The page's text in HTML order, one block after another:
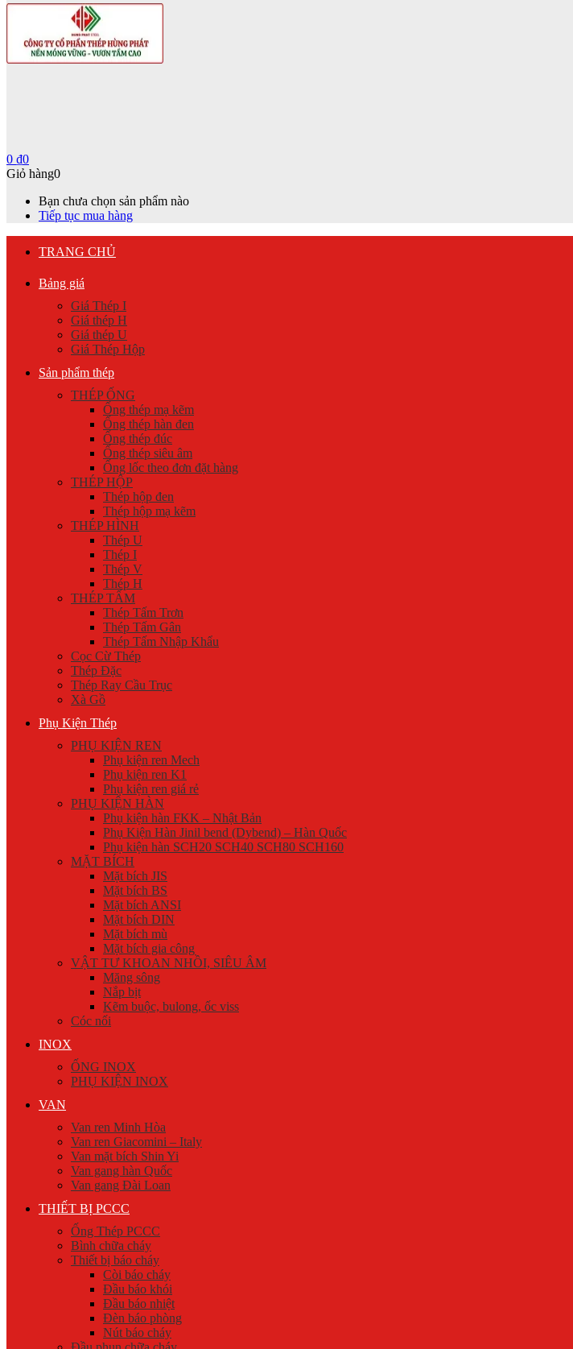
0 ₫0
Giỏ hàng0
Bạn chưa chọn sản phẩm nào
Tiếp tục mua hàng
TRANG CHỦ
Bảng giá
Giá Thép I
Giá thép H
Giá thép U
Giá Thép Hộp
Sản phẩm thép
THÉP ỐNG
Ống thép mạ kẽm
Ống thép hàn đen
Ống thép đúc
Ống thép siêu âm
Ống lốc theo đơn đặt hàng
THÉP HỘP
Thép hộp đen
Thép hộp mạ kẽm
THÉP HÌNH
Thép U
Thép I
Thép V
Thép H
THÉP TẤM
Thép Tấm Trơn
Thép Tấm Gân
Thép Tấm Nhập Khẩu
Cọc Cừ Thép
Thép Đặc
Thép Ray Cầu Trục
Xà Gồ
Phụ Kiện Thép
PHỤ KIỆN REN
Phụ kiện ren Mech
Phụ kiện ren K1
Phụ kiện ren giá rẻ
PHỤ KIỆN HÀN
Phụ kiện hàn FKK – Nhật Bản
Phụ Kiện Hàn Jinil bend (Dybend) – Hàn Quốc
Phụ kiện hàn SCH20 SCH40 SCH80 SCH160
MẶT BÍCH
Mặt bích JIS
Mặt bích BS
Mặt bích ANSI
Mặt bích DIN
Mặt bích mù
Mặt bích gia công
VẬT TƯ KHOAN NHỒI, SIÊU ÂM
Măng sông
Nắp bịt
Kẽm buộc, bulong, ốc viss
Cóc nối
INOX
ỐNG INOX
PHỤ KIỆN INOX
VAN
Van ren Minh Hòa
Van ren Giacomini – Italy
Van mặt bích Shin Yi
Van gang hàn Quốc
Van gang Đài Loan
THIẾT BỊ PCCC
Ống Thép PCCC
Bình chữa cháy
Thiết bị báo cháy
Còi báo cháy
Đầu báo khói
Đầu báo nhiệt
Đèn báo phòng
Nút báo cháy